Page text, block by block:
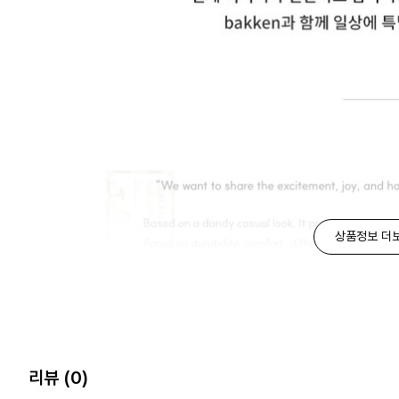
상품정보 더
리뷰 (0)